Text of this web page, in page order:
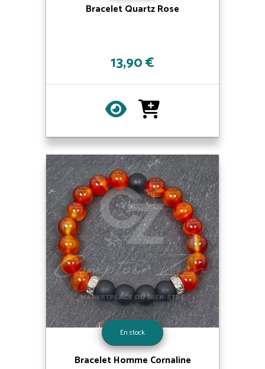
Bracelet Quartz Rose
13,90 €
En stock
Bracelet Homme Cornaline